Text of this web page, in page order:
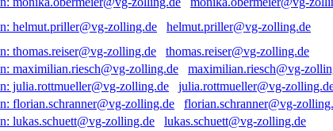
helmut.priller@vg-zolling.de
thomas.reiser@vg-zolling.de
maximilian.riesch@vg-
julia.rottmueller@vg-
florian.schranner@vg-
lukas.schuett@vg-zolling.de